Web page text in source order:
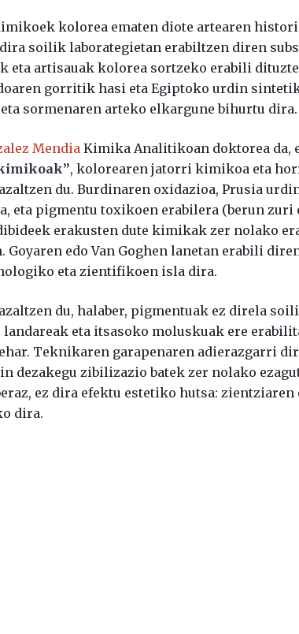
kolorea ematen diote artearen
soilik laborategietan erabiltzen diren
eta artisauak kolorea sortzeko erabili
gorritik hasi eta Egiptoko urdin
sormenaren arteko elkargune bihurtu dira.
MendiaKimika Analitikoan doktorea da,
, kolorearen jatorri kimikoa eta
du. Burdinaren oxidazioa, Prusia
eta pigmentu toxikoen erabilera (berun zuri
erakusten dute kimikak zer nolako
Goyaren edo Van Goghen lanetan erabili
eta zientifikoen isla dira.
du, halaber, pigmentuak ez direla
eta itsasoko moluskuak ere
Teknikaren garapenaren adierazgarri
dezakegu zibilizazio batek zer nolako
ez dira efektu estetiko hutsa:
dira.